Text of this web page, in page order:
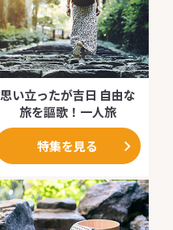
思い立ったが吉日 自由な
旅を謳歌！一人旅
特集を見る